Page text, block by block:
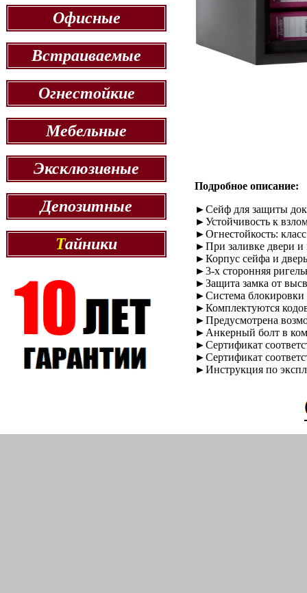
Офисные
Встраиваемые
Огнестойкие
Мебельные
Эксклюзивные
Депозитные
Тайники
Подробное описание:
►Сейф для защиты
►Устойчивость к
►Огнестойкость:
►При заливке двери и
►Корпус сейфа и
►3-х сторонняя
►Защита замка от
►Система блокировки
►Комплектуются
►Предусмотрена
►Анкерный болт в
►Сертификат
►Сертификат
►Инструкция по